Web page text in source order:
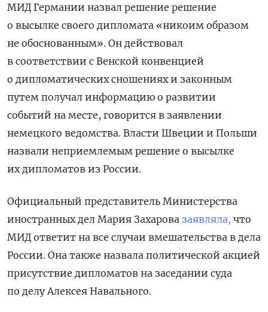
МИД Германии назвал решение решение
о высылке своего дипломата «никоим образом
не обоснованным». Он действовал
в соответствии с Венской конвенцией
о дипломатических сношениях и законным
путем получал информацию о развитии
событий на месте, говорится в заявлении
немецкого ведомства. Власти Швеции и Польши
назвали неприемлемым решение о высылке
их дипломатов из России.
Официальный представитель Министерства
иностранных дел Мария Захарова заявляла, что
МИД ответит на все случаи вмешательства в дела
России. Она также назвала политической акцией
присутствие дипломатов на заседании суда
по делу Алексея Навального.